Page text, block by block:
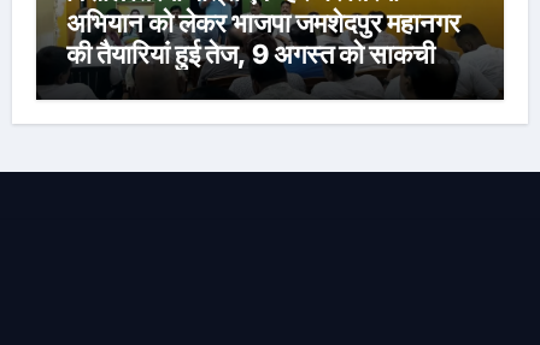
अभियान को लेकर भाजपा जमशेदपुर महानगर
की तैयारियां हुई तेज, 9 अगस्त को साकची
नेताजी सुभाष मैदान से निकलेगी विशाल तिरंगा
यात्रा